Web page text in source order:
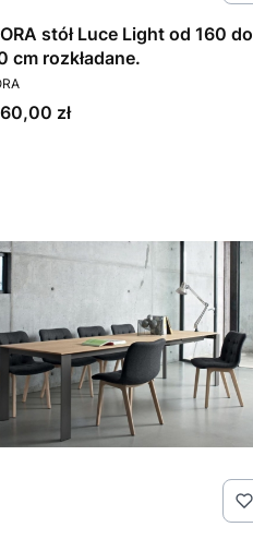
stół Luce Light od 160 do
cm rozkładane.
zł